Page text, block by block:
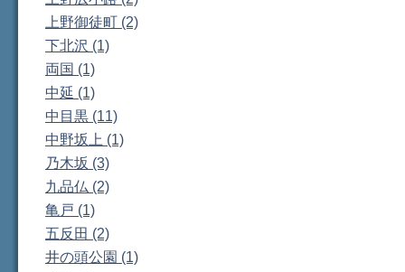
上野御徒町 (2)
下北沢 (1)
両国 (1)
中延 (1)
中目黒 (11)
中野坂上 (1)
乃木坂 (3)
九品仏 (2)
亀戸 (1)
五反田 (2)
井の頭公園 (1)